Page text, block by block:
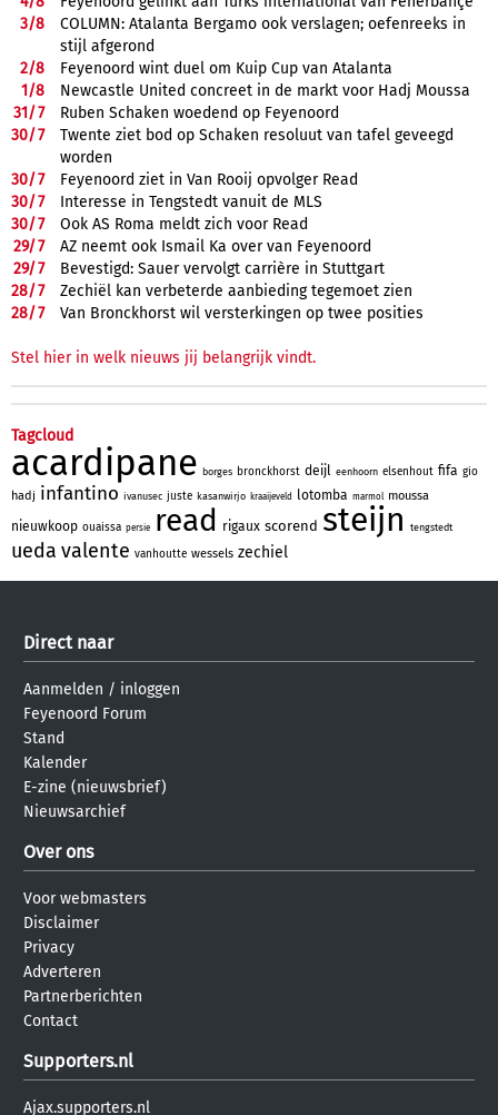
3/8
COLUMN: Atalanta Bergamo ook verslagen; oefenreeks in
stijl afgerond
2/8
Feyenoord wint duel om Kuip Cup van Atalanta
1/8
Newcastle United concreet in de markt voor Hadj Moussa
31/7
Ruben Schaken woedend op Feyenoord
30/7
Twente ziet bod op Schaken resoluut van tafel geveegd
worden
30/7
Feyenoord ziet in Van Rooij opvolger Read
30/7
Interesse in Tengstedt vanuit de MLS
30/7
Ook AS Roma meldt zich voor Read
29/7
AZ neemt ook Ismail Ka over van Feyenoord
29/7
Bevestigd: Sauer vervolgt carrière in Stuttgart
28/7
Zechiël kan verbeterde aanbieding tegemoet zien
28/7 Van Bronckhorst wil versterkingen op twee posities
Stel hier in welk nieuws jij belangrijk vindt.
Tagcloud
acardipane borges bronckhorst deijl eenhoorn elsenhout fifa gio
hadj infantino ivanusec juste kasanwirjo kraaijeveld lotomba marmol moussa
nieuwkoop ouaissa persie read rigaux scorend steijn tengstedt
ueda valente vanhoutte wessels zechiel
Direct naar
Aanmelden / inloggen
Feyenoord Forum
Stand
Kalender
E-zine (nieuwsbrief)
Nieuwsarchief
Over ons
Voor webmasters
Disclaimer
Privacy
Adverteren
Partnerberichten
Contact
Supporters.nl
Ajax.supporters.nl